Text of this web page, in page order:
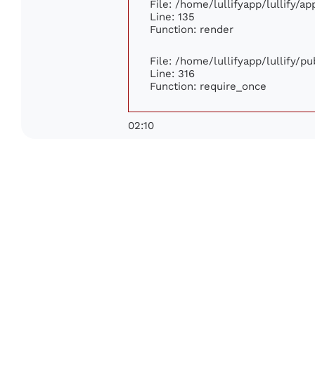
File: /home/lullifyapp/lullify/
Line: 135
Function: render
File: /home/lullifyapp/lullify/
Line: 316
Function: require_once
02:10